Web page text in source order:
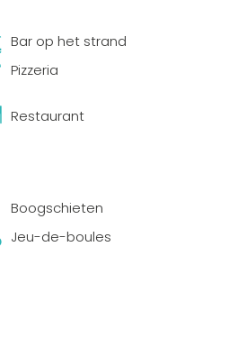
Bar op het strand
Pizzeria
Restaurant
Boogschieten
Jeu-de-boules